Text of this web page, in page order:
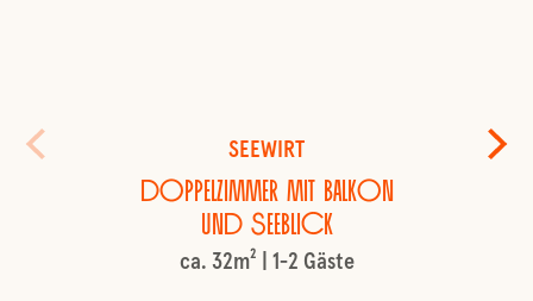
SEEWIRT
Doppelzimmer mit Balkon
und Seeblick
ca. 32m² | 1-2 Gäste